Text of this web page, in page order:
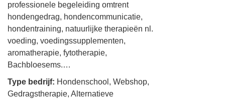
professionele begeleiding omtrent
hondengedrag, hondencommunicatie,
hondentraining, natuurlijke therapieën nl.
voeding, voedingssupplementen,
aromatherapie, fytotherapie,
Bachbloesems.…
Type bedrijf: Hondenschool, Webshop,
Gedragstherapie, Alternatieve